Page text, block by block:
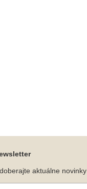
aktuálne novinky